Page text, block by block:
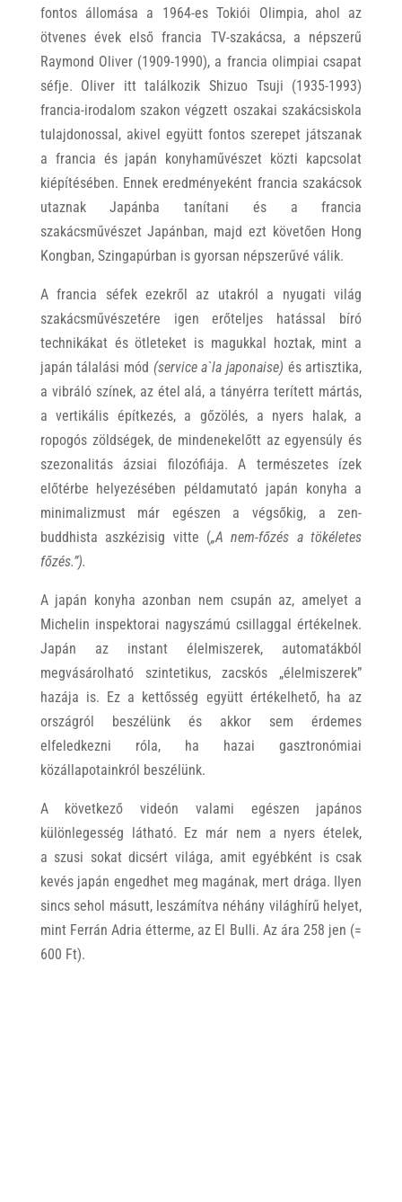
fontos állomása a 1964-es Tokiói Olimpia, ahol az
ötvenes évek első francia TV-szakácsa, a népszerű
Raymond Oliver (1909-1990), a francia olimpiai csapat
séfje. Oliver itt találkozik Shizuo Tsuji (1935-1993)
francia-irodalom szakon végzett oszakai szakácsiskola
tulajdonossal, akivel együtt fontos szerepet játszanak
a francia és japán konyhaművészet közti kapcsolat
kiépítésében. Ennek eredményeként francia szakácsok
utaznak Japánba tanítani és a francia
szakácsművészet Japánban, majd ezt követően Hong
Kongban, Szingapúrban is gyorsan népszerűvé válik.
A francia séfek ezekről az utakról a nyugati világ
szakácsművészetére igen erőteljes hatással bíró
technikákat és ötleteket is magukkal hoztak, mint a
japán tálalási mód (service a`la japonaise) és artisztika,
a vibráló színek, az étel alá, a tányérra terített mártás,
a vertikális építkezés, a gőzölés, a nyers halak, a
ropogós zöldségek, de mindenekelőtt az egyensúly és
szezonalitás ázsiai filozófiája. A természetes ízek
előtérbe helyezésében példamutató japán konyha a
minimalizmust már egészen a végsőkig, a zen-
buddhista aszkézisig vitte („A nem-főzés a tökéletes
főzés.”).
A japán konyha azonban nem csupán az, amelyet a
Michelin inspektorai nagyszámú csillaggal értékelnek.
Japán az instant élelmiszerek, automatákból
megvásárolható szintetikus, zacskós „élelmiszerek”
hazája is. Ez a kettősség együtt értékelhető, ha az
országról beszélünk és akkor sem érdemes
elfeledkezni róla, ha hazai gasztronómiai
közállapotainkról beszélünk.
A következő videón valami egészen japános
különlegesség látható. Ez már nem a nyers ételek,
a szusi sokat dicsért világa, amit egyébként is csak
kevés japán engedhet meg magának, mert drága. Ilyen
sincs sehol másutt, leszámítva néhány világhírű helyet,
mint Ferrán Adria étterme, az El Bulli. Az ára 258 jen (=
600 Ft).